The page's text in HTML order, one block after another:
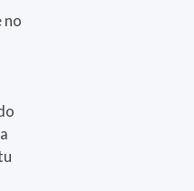
no